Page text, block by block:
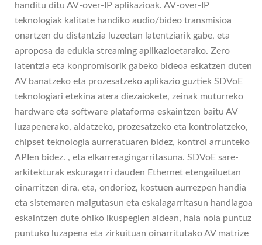
handitu ditu AV-over-IP aplikazioak. AV-over-IP
teknologiak kalitate handiko audio/bideo transmisioa
onartzen du distantzia luzeetan latentziarik gabe, eta
aproposa da edukia streaming aplikazioetarako. Zero
latentzia eta konpromisorik gabeko bideoa eskatzen duten
AV banatzeko eta prozesatzeko aplikazio guztiek SDVoE
teknologiari etekina atera diezaiokete, zeinak muturreko
hardware eta software plataforma eskaintzen baitu AV
luzapenerako, aldatzeko, prozesatzeko eta kontrolatzeko,
chipset teknologia aurreratuaren bidez, kontrol arrunteko
APIen bidez. , eta elkarreragingarritasuna. SDVoE sare-
arkitekturak eskuragarri dauden Ethernet etengailuetan
oinarritzen dira, eta, ondorioz, kostuen aurrezpen handia
eta sistemaren malgutasun eta eskalagarritasun handiagoa
eskaintzen dute ohiko ikuspegien aldean, hala nola puntuz
puntuko luzapena eta zirkuituan oinarritutako AV matrize